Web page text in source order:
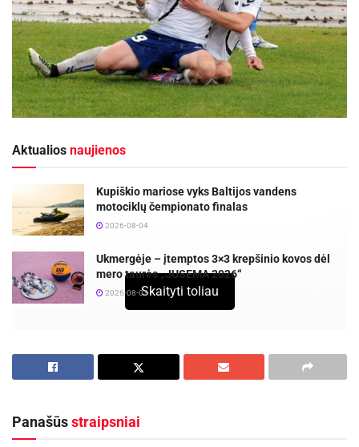
Aktualios naujienos
Kupiškio mariose vyks Baltijos vandens
motociklų čempionato finalas
2026-08-04
Ukmergėje – įtemptos 3×3 krepšinio kovos dėl
mero taurės „JUSEMA 2026“
2026-08-03
ir toliau gins Utenos klubo garbę.
kurios pagrindą sudarys praėjusiame sezone
Skaityti toliau
Panašūsstraipsniai